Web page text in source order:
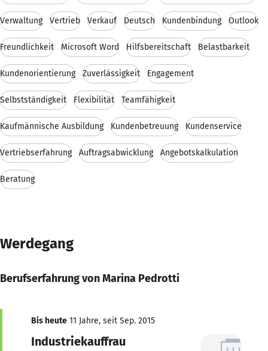
Verwaltung Vertrieb Verkauf Deutsch Kundenbindung Outlook
Freundlichkeit Microsoft Word Hilfsbereitschaft Belastbarkeit
Kundenorientierung Zuverlässigkeit Engagement
Selbstständigkeit Flexibilität Teamfähigkeit
Kaufmännische Ausbildung Kundenbetreuung Kundenservice
Vertriebserfahrung Auftragsabwicklung Angebotskalkulation
Beratung
Werdegang
Berufserfahrung von Marina Pedrotti
Bis heute 11 Jahre, seit Sep. 2015
Industriekauffrau